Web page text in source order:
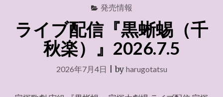
発売情報
ライブ配信『黒蜥蜴（千
秋楽）』2026.7.5
2026年7月4日 |by harugotatsu